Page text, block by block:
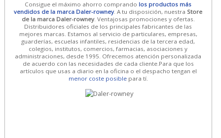
Consigue el máximo ahorro comprando los productos más
vendidos de la marca Daler-rowney. A tu disposición, nuestra Store
de la marca Daler-rowney. Ventajosas promociones y ofertas.
Distribuidores oficiales de los principales fabricantes de las
mejores marcas. Estamos al servicio de particulares, empresas,
guarderías, escuelas infantiles, residencias de la tercera edad,
colegios, institutos, comercios, farmacias, asociaciones y
administraciones, desde 1995. Ofrecemos atención personalizada
de acuerdo con las necesidades de cada cliente.Para que los
artículos que usas a diario en la oficina o el despacho tengan el
menor coste posiblepara tí.